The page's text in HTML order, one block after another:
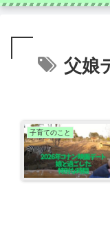
父娘
子育てのこと